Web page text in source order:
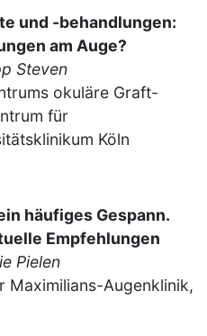
und -behandlungen:
am Auge?
Steven
okuläre Graft-
für
Köln
häufiges Gespann.
Empfehlungen
Pielen
Maximilians-Augenklinik,